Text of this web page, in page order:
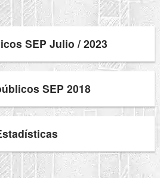
SEP Julio / 2023
SEP 2018